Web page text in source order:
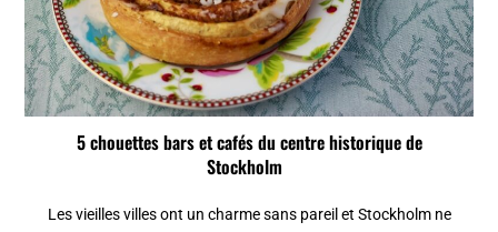
5 chouettes bars et cafés du centre historique de
Stockholm
Les vieilles villes ont un charme sans pareil et Stockholm ne